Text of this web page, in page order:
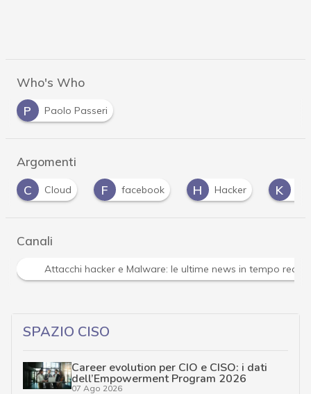
Who's Who
P
Paolo Passeri
Argomenti
F
facebook H Hacker K kaspersky
Canali
Attacchi hacker e Malware: le ultime news in tempo
SPAZIO CISO
Career evolution per CIO e CISO: i dati
dell’Empowerment Program 2026
07 Ago 2026